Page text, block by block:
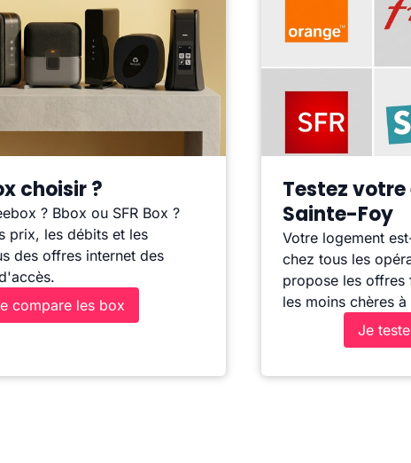
choisir ?
? Bbox ou SFR Box ?
prix, les débits et les
des offres internet des
compare les box
Testez
Sainte-Foy
Votre logement
chez tous les
propose les offres
les moins chères
Je